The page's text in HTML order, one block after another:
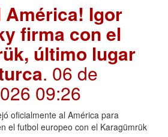
América! Igor
firma con el
último lugar
. 06 de
09:26
oficialmente al América para
el futbol europeo con el Karagümrük